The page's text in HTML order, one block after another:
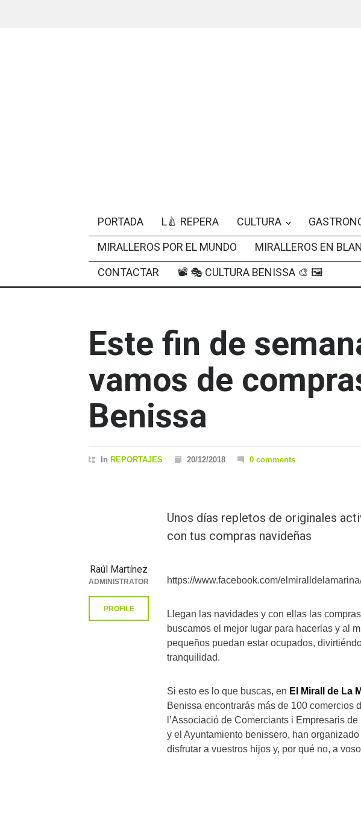
PORTADA L🍐 REPERA CULTURA
MIRALLEROS POR EL MUNDO
MIRALLEROS EN
CONTACTAR
📽 🎭 CULTURA BENISSA 🎨 🖼
Este fin de
vamos de
Benissa
In REPORTAJES 20/12/2018 0 comments
Unos días repletos de originales
con tus compras navideñas
https://www.facebook.com/
Llegan las navidades y con ellas las
buscamos el mejor lugar para hacerlas y al
pequeños puedan estar ocupados,
tranquilidad.
Si esto es lo que buscas, en El Mirall de La
Benissa encontrarás más de 100 comercios
l’Associació de Comerciants i Empresaris
y el Ayuntamiento benissero, han
disfrutar a vuestros hijos y, por qué no, a
Raúl Martínez
ADMINISTRATOR
PROFILE